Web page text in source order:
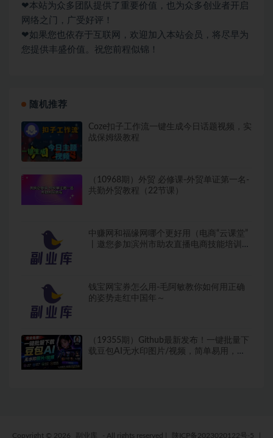
❤本站为众多团队提供了重要价值，也为众多创业者开启
网络之门，广受好评！
❤如果您也依存于互联网，欢迎加入本站会员，将尽早为
您提供丰盛价值。祝您前程似锦！
随机推荐
Coze扣子工作流一键生成今日话题视频，实
战保姆级教程
（10968期）外贸 必修课-外贸单证第一名-
共勤外贸教程（22节课）
中赚网和福缘网哪个更好用（电商“云课堂”
丨邀您参加滨州市助农直播电商技能培训专
钱宝网宝券怎么用-毛阿敏教你如何用正确
的姿势走红中国年～
（19355期）Github最新发布！一键批量下
载豆包AI无水印图片/视频，简单易用，自
Copyright © 2026 副业库 - All rights reserved 陕ICP备2023020122号-5